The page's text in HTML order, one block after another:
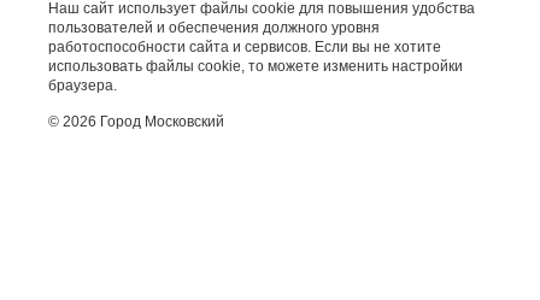
Наш сайт использует файлы cookie для повышения удобства
пользователей и обеспечения должного уровня
работоспособности сайта и сервисов. Если вы не хотите
использовать файлы cookie, то можете изменить настройки
браузера.
© 2026 Город Московский